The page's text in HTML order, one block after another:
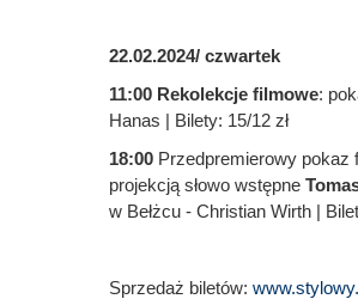
22.02.2024/ czwartek
11:00 Rekolekcje filmowe:
Hanas | Bilety: 15/12 zł
18:00 Przedpremierowy pokaz
projekcją słowo wstępne
w Bełżcu - Christian Wirth |
Sprzedaż biletów: